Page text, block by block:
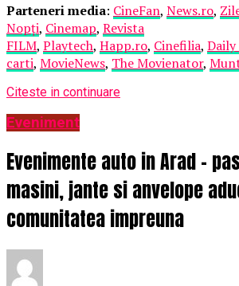
Parteneri media: CineFan, News.ro,
Nopți, Cinemap, Revista
FILM, Playtech, Happ.ro, Cinefilia, Daily
carti, MovieNews, The Movienator,
Citeste in continuare
Eveniment
Evenimente auto in Arad –
masini, jante si anvelope
comunitatea impreuna